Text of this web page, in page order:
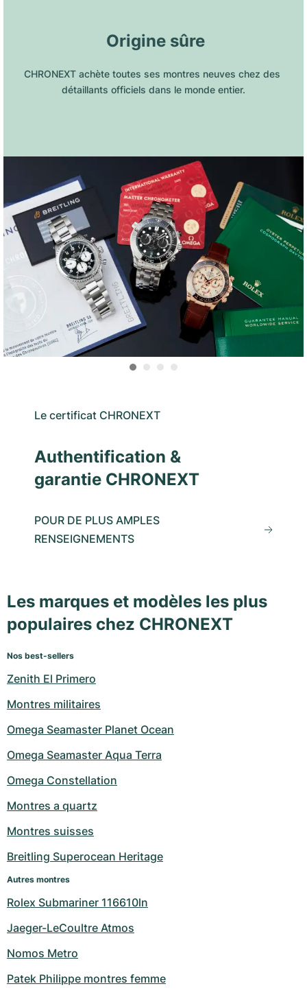
Origine sûre
CHRONEXT achète toutes ses montres neuves chez des
détaillants officiels dans le monde entier.
Le certificat CHRONEXT
Authentification &
garantie CHRONEXT
POUR DE PLUS AMPLES
RENSEIGNEMENTS
Les marques et modèles les plus
populaires chez CHRONEXT
Nos best-sellers
Zenith El Primero
Montres militaires
Omega Seamaster Planet Ocean
Omega Seamaster Aqua Terra
Omega Constellation
Montres a quartz
Montres suisses
Breitling Superocean Heritage
Autres montres
Rolex Submariner 116610ln
Jaeger-LeCoultre Atmos
Nomos Metro
Patek Philippe montres femme